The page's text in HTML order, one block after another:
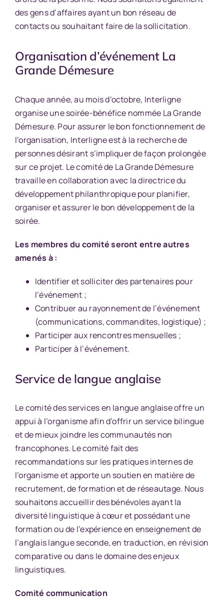
des gens d’affaires ayant un bon réseau de
contacts ou souhaitant faire de la sollicitation.
Organisation d’événement La
Grande Démesure
Chaque année, au mois d’octobre, Interligne
organise une soirée-bénéfice nommée La Grande
Démesure. Pour assurer le bon fonctionnement de
l’organisation, Interligne est à la recherche de
personnes désirant s’impliquer de façon prolongée
sur ce projet. Le comité de La Grande Démesure
travaille en collaboration avec la directrice du
développement philanthropique pour planifier,
organiser et assurer le bon développement de la
soirée.
Les membres du comité seront entre autres
amenés à :
Identifier et solliciter des partenaires pour
l’événement ;
Contribuer au rayonnement de l’événement
(communications, commandites, logistique) ;
Participer aux rencontres mensuelles ;
Participer à l’événement.
Service de langue anglaise
Le comité des services en langue anglaise offre un
appui à l’organisme afin d’offrir un service bilingue
et de mieux joindre les communautés non
francophones. Le comité fait des
recommandations sur les pratiques internes de
l’organisme et apporte un soutien en matière de
recrutement, de formation et de réseautage. Nous
souhaitons accueillir des bénévoles ayant la
diversité linguistique à cœur et possédant une
formation ou de l’expérience en enseignement de
l’anglais langue seconde, en traduction, en révision
comparative ou dans le domaine des enjeux
linguistiques.
Comité communication